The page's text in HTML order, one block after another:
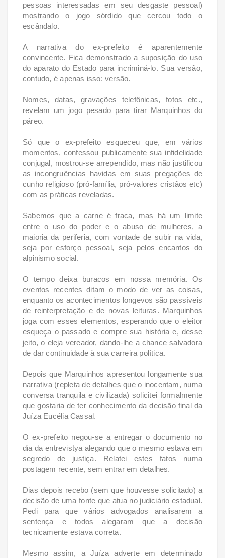
pessoas interessadas em seu desgaste pessoal)
mostrando o jogo sórdido que cercou todo o
escândalo.
A narrativa do ex-prefeito é aparentemente
convincente. Fica demonstrado a suposição do uso
do aparato do Estado para incriminá-lo. Sua versão,
contudo, é apenas isso: versão.
Nomes, datas, gravações telefônicas, fotos etc.,
revelam um jogo pesado para tirar Marquinhos do
páreo.
Só que o ex-prefeito esqueceu que, em vários
momentos, confessou publicamente sua infidelidade
conjugal, mostrou-se arrependido, mas não justificou
as incongruências havidas em suas pregações de
cunho religioso (pró-família, pró-valores cristãos etc)
com as práticas reveladas.
Sabemos que a carne é fraca, mas há um limite
entre o uso do poder e o abuso de mulheres, a
maioria da periferia, com vontade de subir na vida,
seja por esforço pessoal, seja pelos encantos do
alpinismo social.
O tempo deixa buracos em nossa memória. Os
eventos recentes ditam o modo de ver as coisas,
enquanto os acontecimentos longevos são passíveis
de reinterpretação e de novas leituras. Marquinhos
joga com esses elementos, esperando que o eleitor
esqueça o passado e compre sua história e, desse
jeito, o eleja vereador, dando-lhe a chance salvadora
de dar continuidade à sua carreira política.
Depois que Marquinhos apresentou longamente sua
narrativa (repleta de detalhes que o inocentam, numa
conversa tranquila e civilizada) solicitei formalmente
que gostaria de ter conhecimento da decisão final da
Juíza Eucélia Cassal.
O ex-prefeito negou-se a entregar o documento no
dia da entrevistya alegando que o mesmo estava em
segredo de justiça. Relatei estes fatos numa
postagem recente, sem entrar em detalhes.
Dias depois recebo (sem que houvesse solicitado) a
decisão de uma fonte que atua no judiciário estadual.
Pedi para que vários advogados analisarem a
sentença e todos alegaram que a decisão
tecnicamente estava correta.
Mesmo assim, a Juíza adverte em determinado